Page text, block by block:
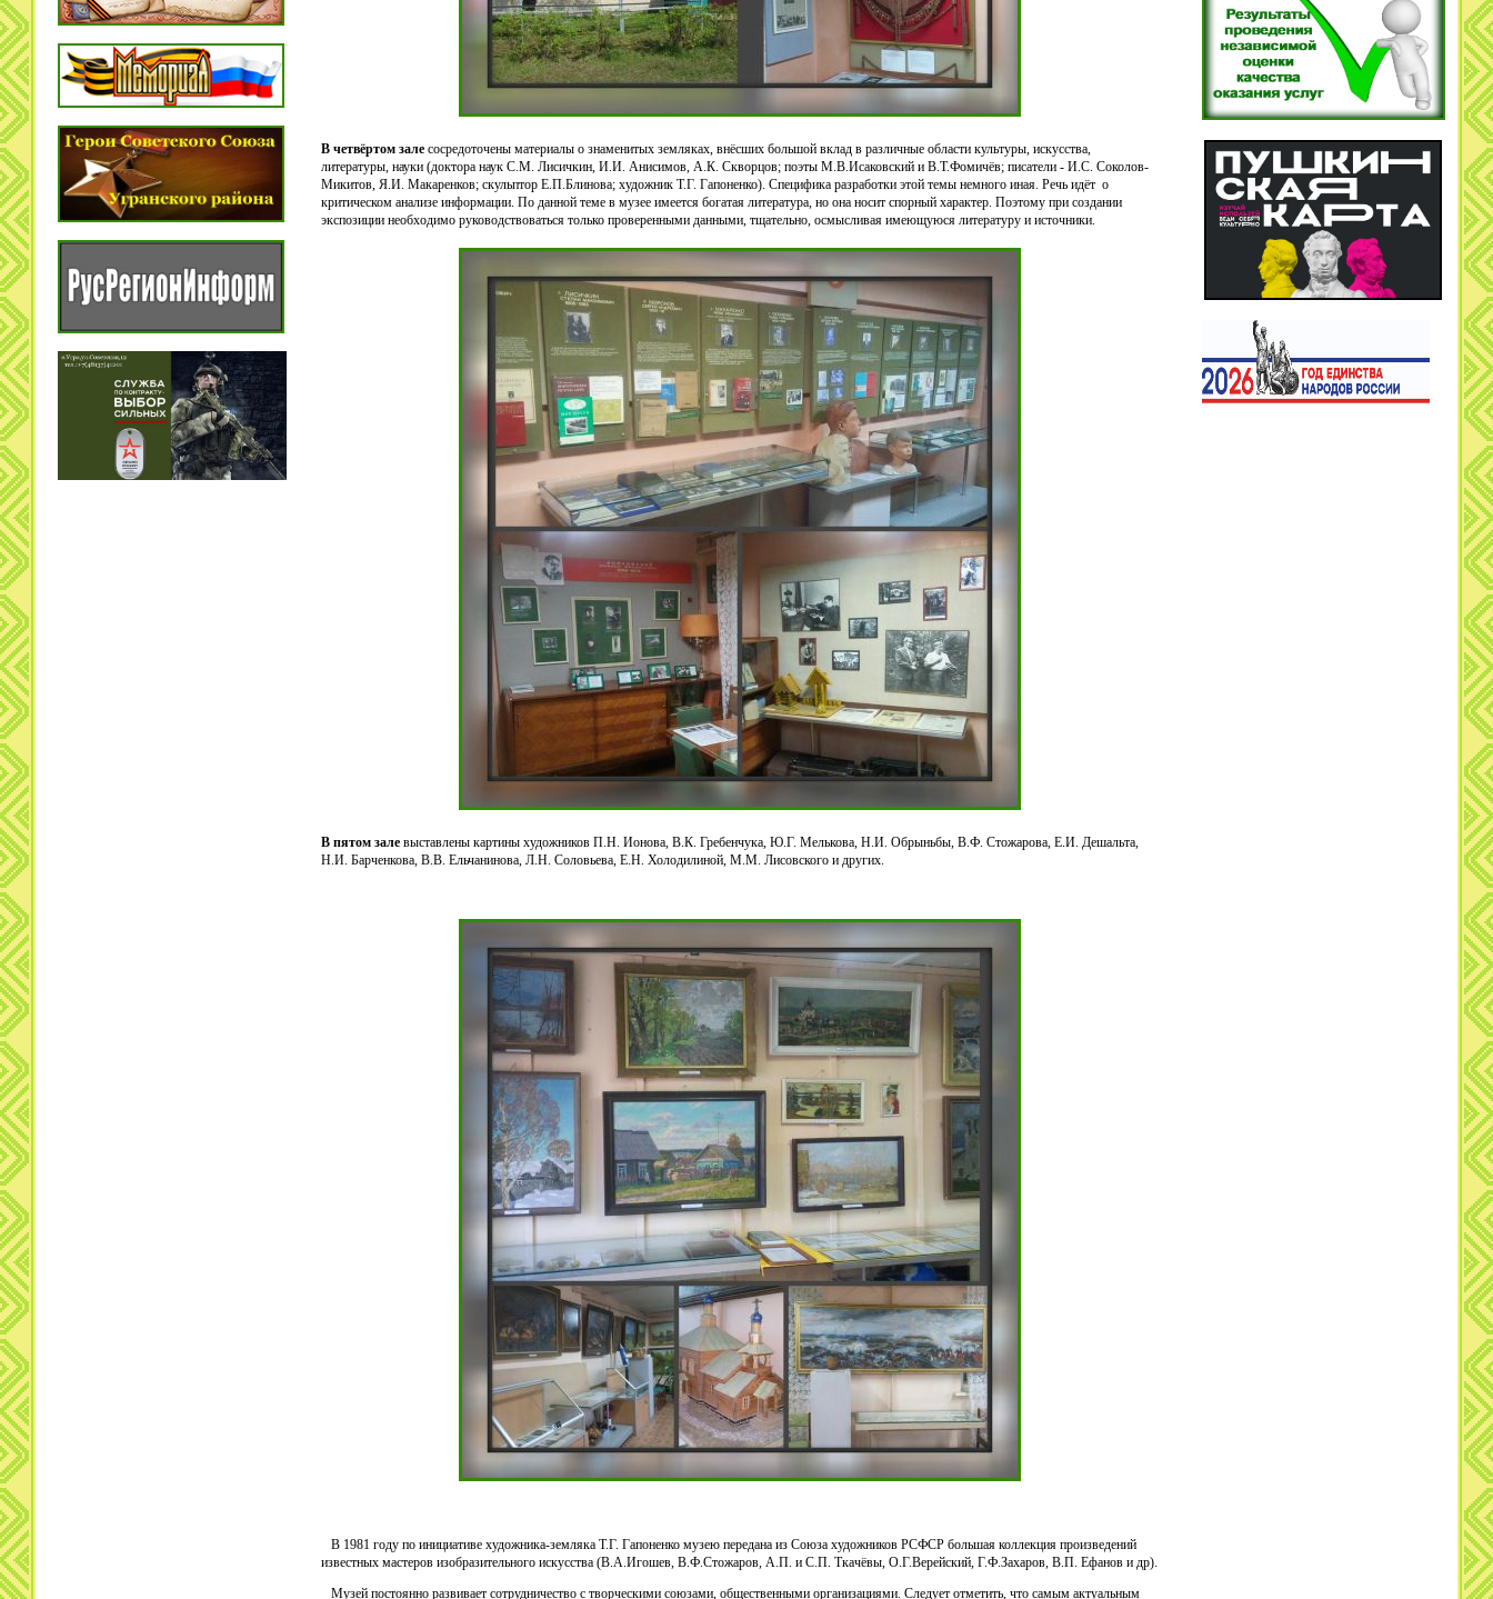
В четвёртом зале сосредоточены материалы о знаменитых земляках, внёсших большой вклад в различные области культуры, искусства,
литературы, науки (доктора наук С.М. Лисичкин, И.И. Анисимов, А.К. Скворцов; поэты М.В.Исаковский и В.Т.Фомичёв; писатели - И.С. Соколов-
Микитов, Я.И. Макаренков; скульптор Е.П.Блинова; художник Т.Г. Гапоненко). Специфика разработки этой темы немного иная. Речь идёт о
критическом анализе информации. По данной теме в музее имеется богатая литература, но она носит спорный характер. Поэтому при создании
экспозиции необходимо руководствоваться только проверенными данными, тщательно, осмысливая имеющуюся литературу и источники.
В пятом зале выставлены картины художников П.Н. Ионова, В.К. Гребенчука, Ю.Г. Мелькова, Н.И. Обрыньбы, В.Ф. Стожарова, Е.И. Дешальта,
Н.И. Барченкова, В.В. Ельчанинова, Л.Н. Соловьева, Е.Н. Холодилиной, М.М. Лисовского и других.
В 1981 году по инициативе художника-земляка Т.Г. Гапоненко музею передана из Союза художников РСФСР большая коллекция произведений
известных мастеров изобразительного искусства (В.А.Игошев, В.Ф.Стожаров, А.П. и С.П. Ткачёвы, О.Г.Верейский, Г.Ф.Захаров, В.П. Ефанов и др).
Музей постоянно развивает сотрудничество с творческими союзами, общественными организациями. Следует отметить, что самым актуальным